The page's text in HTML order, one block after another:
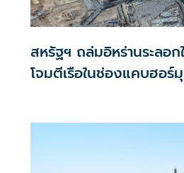
สหรัฐฯ ถล่มอิหร่านระลอ
โจมตีเรือในช่องแคบฮอร์